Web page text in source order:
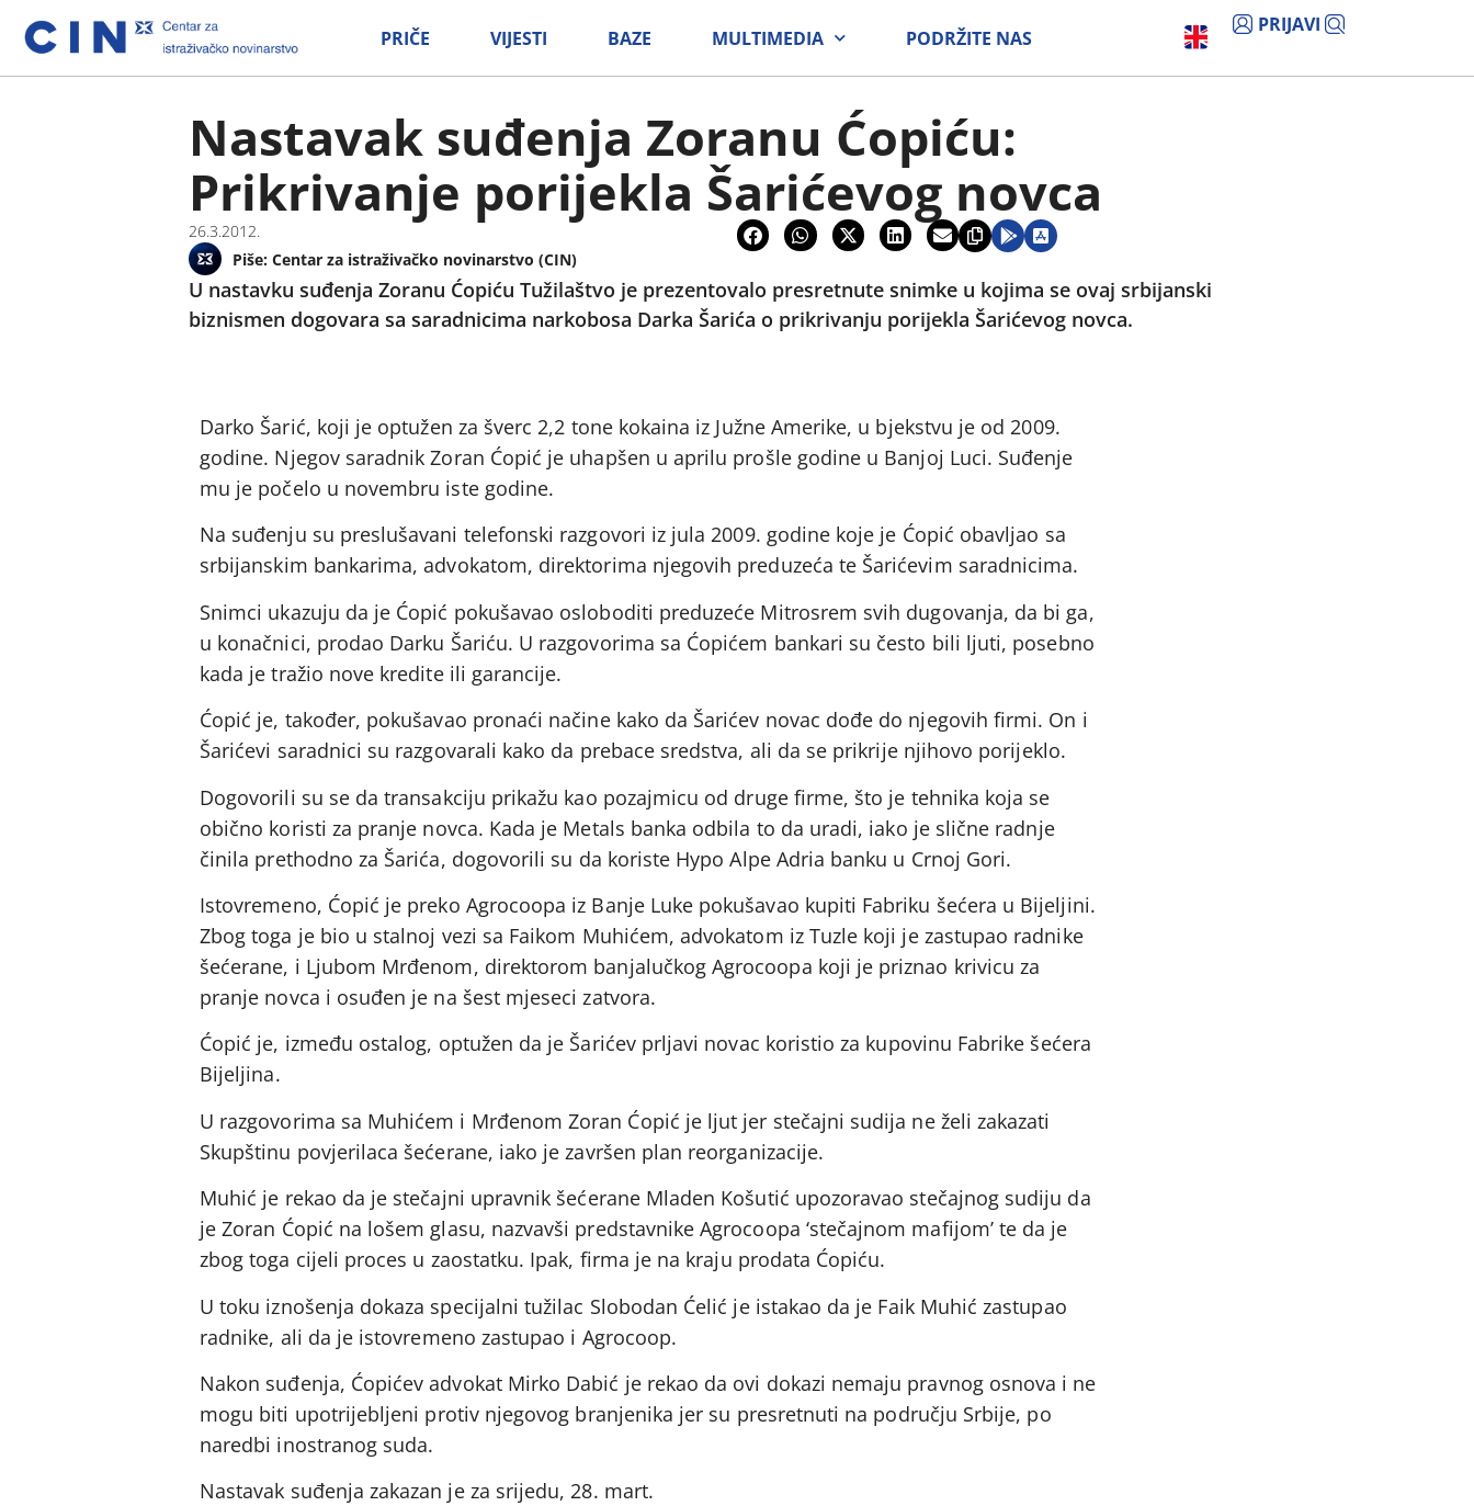
PRIČE VIJESTI BAZE MULTIMEDIA PODRŽITE NAS
PRIJAVI
Nastavak suđenja Zoranu Ćopiću:
Prikrivanje porijekla Šarićevog novca
26.3.2012.
Piše: Centar za istraživačko novinarstvo (CIN)
U nastavku suđenja Zoranu Ćopiću Tužilaštvo je prezentovalo presretnute snimke u kojima se ovaj srbijanski
biznismen dogovara sa saradnicima narkobosa Darka Šarića o prikrivanju porijekla Šarićevog novca.
Darko Šarić, koji je optužen za šverc 2,2 tone kokaina iz Južne Amerike, u bjekstvu je od 2009.
godine. Njegov saradnik Zoran Ćopić je uhapšen u aprilu prošle godine u Banjoj Luci. Suđenje
mu je počelo u novembru iste godine.
Na suđenju su preslušavani telefonski razgovori iz jula 2009. godine koje je Ćopić obavljao sa
srbijanskim bankarima, advokatom, direktorima njegovih preduzeća te Šarićevim saradnicima.
Snimci ukazuju da je Ćopić pokušavao osloboditi preduzeće Mitrosrem svih dugovanja, da bi ga,
u konačnici, prodao Darku Šariću. U razgovorima sa Ćopićem bankari su često bili ljuti, posebno
kada je tražio nove kredite ili garancije.
Ćopić je, također, pokušavao pronaći načine kako da Šarićev novac dođe do njegovih firmi. On i
Šarićevi saradnici su razgovarali kako da prebace sredstva, ali da se prikrije njihovo porijeklo.
Dogovorili su se da transakciju prikažu kao pozajmicu od druge firme, što je tehnika koja se
obično koristi za pranje novca. Kada je Metals banka odbila to da uradi, iako je slične radnje
činila prethodno za Šarića, dogovorili su da koriste Hypo Alpe Adria banku u Crnoj Gori.
Istovremeno, Ćopić je preko Agrocoopa iz Banje Luke pokušavao kupiti Fabriku šećera u Bijeljini.
Zbog toga je bio u stalnoj vezi sa Faikom Muhićem, advokatom iz Tuzle koji je zastupao radnike
šećerane, i Ljubom Mrđenom, direktorom banjalučkog Agrocoopa koji je priznao krivicu za
pranje novca i osuđen je na šest mjeseci zatvora.
Ćopić je, između ostalog, optužen da je Šarićev prljavi novac koristio za kupovinu Fabrike šećera
Bijeljina.
U razgovorima sa Muhićem i Mrđenom Zoran Ćopić je ljut jer stečajni sudija ne želi zakazati
Skupštinu povjerilaca šećerane, iako je završen plan reorganizacije.
Muhić je rekao da je stečajni upravnik šećerane Mladen Košutić upozoravao stečajnog sudiju da
je Zoran Ćopić na lošem glasu, nazvavši predstavnike Agrocoopa ‘stečajnom mafijom’ te da je
zbog toga cijeli proces u zaostatku. Ipak, firma je na kraju prodata Ćopiću.
U toku iznošenja dokaza specijalni tužilac Slobodan Ćelić je istakao da je Faik Muhić zastupao
radnike, ali da je istovremeno zastupao i Agrocoop.
Nakon suđenja, Ćopićev advokat Mirko Dabić je rekao da ovi dokazi nemaju pravnog osnova i ne
mogu biti upotrijebljeni protiv njegovog branjenika jer su presretnuti na području Srbije, po
naredbi inostranog suda.
Nastavak suđenja zakazan je za srijedu, 28. mart.